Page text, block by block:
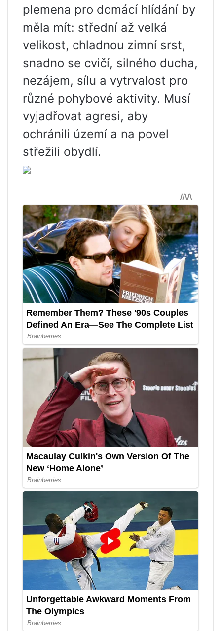
plemena pro domácí hlídání by
měla mít: střední až velká
velikost, chladnou zimní srst,
snadno se cvičí, silného ducha,
nezájem, sílu a vytrvalost pro
různé pohybové aktivity. Musí
vyjadřovat agresi, aby
ochránili území a na povel
střežili obydlí.